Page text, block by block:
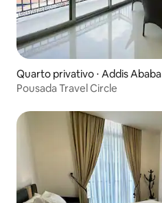
Quarto privativo ⋅ Addis Ababa
Pousada Travel Circle